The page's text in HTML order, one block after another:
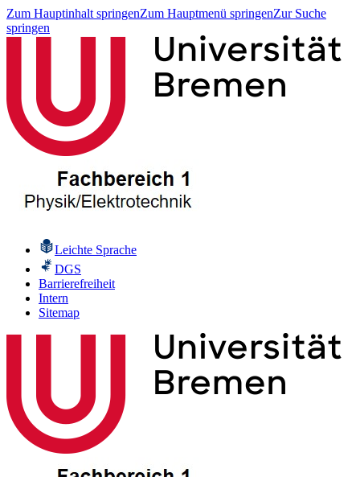
Zum Hauptinhalt springenZum Hauptmenü springenZur Suche
springen
Leichte Sprache
DGS
Barrierefreiheit
Intern
Sitemap